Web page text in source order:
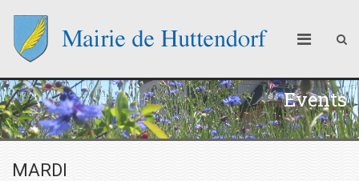
Events
MARDI